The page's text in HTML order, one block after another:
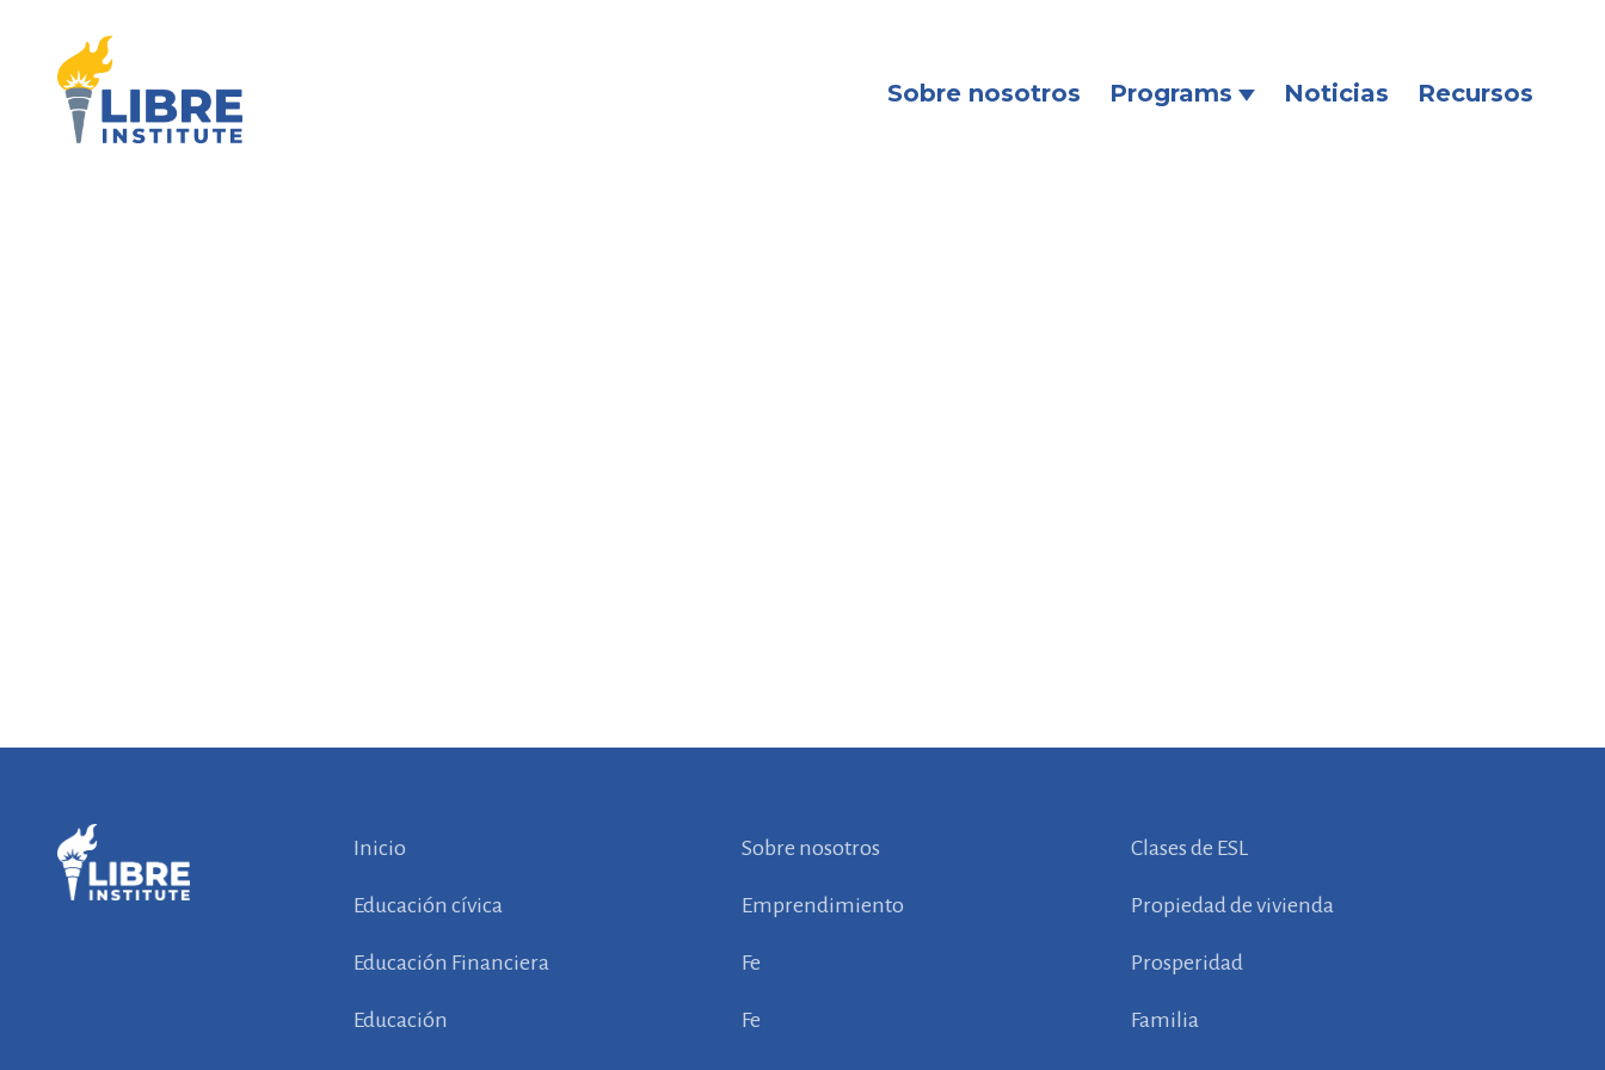
Sobre nosotros Programs Noticias Recursos
Inicio Sobre nosotros Clases de ESL
Educación cívica Emprendimiento Propiedad de vivienda
Educación Financiera Fe Prosperidad
Educación Fe Familia